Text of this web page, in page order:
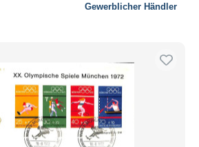
Gewerblicher Händler